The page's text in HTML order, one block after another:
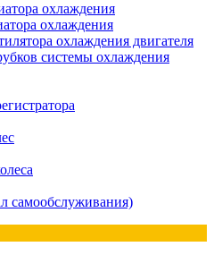
охлаждения
охлаждения
охлаждения двигателя
системы охлаждения
самообслуживания)